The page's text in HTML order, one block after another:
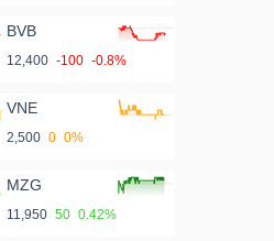
BVB
12,400 -100 -0.8%
VNE
2,500 0 0%
MZG
11,950 50 0.42%